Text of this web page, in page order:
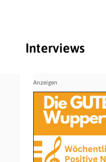
Interviews